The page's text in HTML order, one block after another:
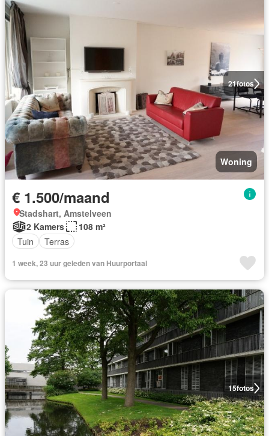
21fotos
Woning
€ 1.500/maand
Stadshart, Amstelveen
2 Kamers
108 m²
Tuin
Terras
1 week, 23 uur geleden van Huurportaal
15fotos